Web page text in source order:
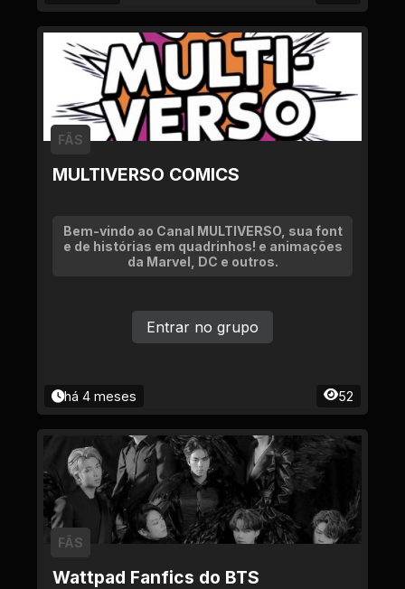
MULTIVERSO COMICS
FÃS
Bem-vindo ao Canal MULTIVERSO, sua font
e de histórias em quadrinhos! e animações
da Marvel, DC e outros.
há 4 meses 52
Entrar no grupo
Wattpad Fanfics do BTS
FÃS